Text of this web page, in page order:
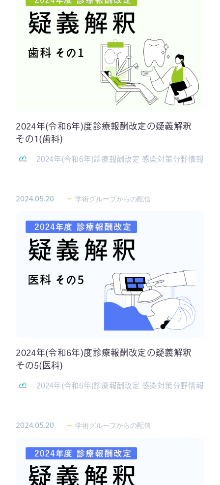
2024年(令和6年)度診療報酬改定の疑義解釈
その1(歯科)
2024年(令和6年)診療報酬改定 感染対策分野情報
2024.05.20 学術グループからの配信
2024年(令和6年)度診療報酬改定の疑義解釈
その5(医科)
2024年(令和6年)診療報酬改定 感染対策分野情報
2024.05.20 学術グループからの配信